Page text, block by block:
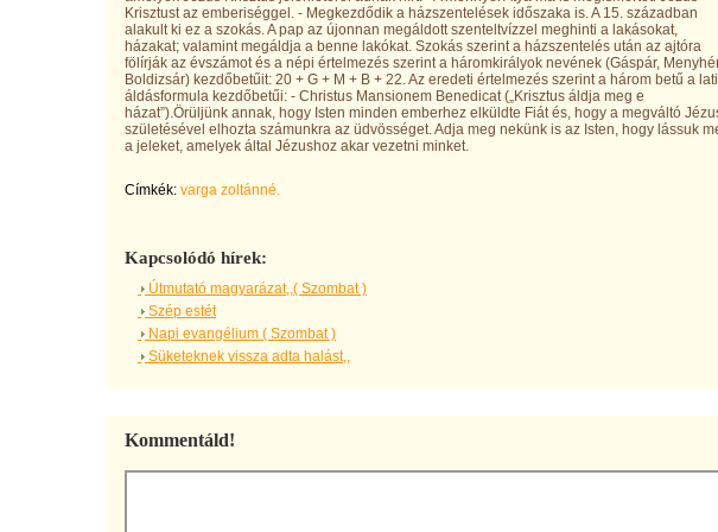
Krisztust az emberiséggel. - Megkezdődik a házszentelések időszaka is. A 15. században
alakult ki ez a szokás. A pap az újonnan megáldott szenteltvízzel meghinti a lakásokat,
házakat; valamint megáldja a benne lakókat. Szokás szerint a házszentelés után az ajtóra
fölírják az évszámot és a népi értelmezés szerint a háromkirályok nevének (Gáspár,
Boldizsár) kezdőbetűit: 20 + G + M + B + 22. Az eredeti értelmezés szerint a három betű a
áldásformula kezdőbetűi: - Christus Mansionem Benedicat („Krisztus áldja meg e
házat”).Örüljünk annak, hogy Isten minden emberhez elküldte Fiát és, hogy a megváltó
születésével elhozta számunkra az üdvösséget. Adja meg nekünk is az Isten, hogy lássuk
a jeleket, amelyek által Jézushoz akar vezetni minket.
Címkék: varga zoltánné.
Kapcsolódó hírek:
Útmutató magyarázat,,( Szombat )
Szép estét
Napi evangélium ( Szombat )
Süketeknek vissza adta halást,,
Kommentáld!